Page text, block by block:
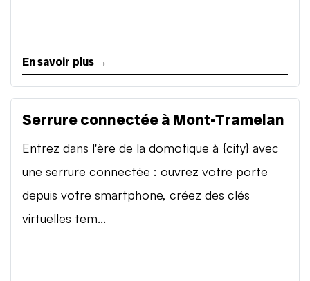
En savoir plus →
Serrure connectée à Mont-Tramelan
Entrez dans l'ère de la domotique à {city} avec
une serrure connectée : ouvrez votre porte
depuis votre smartphone, créez des clés
virtuelles tem...